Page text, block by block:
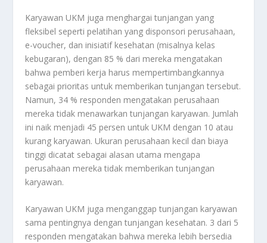
Karyawan UKM juga menghargai tunjangan yang
fleksibel seperti pelatihan yang disponsori perusahaan,
e-voucher, dan inisiatif kesehatan (misalnya kelas
kebugaran), dengan 85 % dari mereka mengatakan
bahwa pemberi kerja harus mempertimbangkannya
sebagai prioritas untuk memberikan tunjangan tersebut.
Namun, 34 % responden mengatakan perusahaan
mereka tidak menawarkan tunjangan karyawan. Jumlah
ini naik menjadi 45 persen untuk UKM dengan 10 atau
kurang karyawan. Ukuran perusahaan kecil dan biaya
tinggi dicatat sebagai alasan utama mengapa
perusahaan mereka tidak memberikan tunjangan
karyawan.
Karyawan UKM juga menganggap tunjangan karyawan
sama pentingnya dengan tunjangan kesehatan. 3 dari 5
responden mengatakan bahwa mereka lebih bersedia